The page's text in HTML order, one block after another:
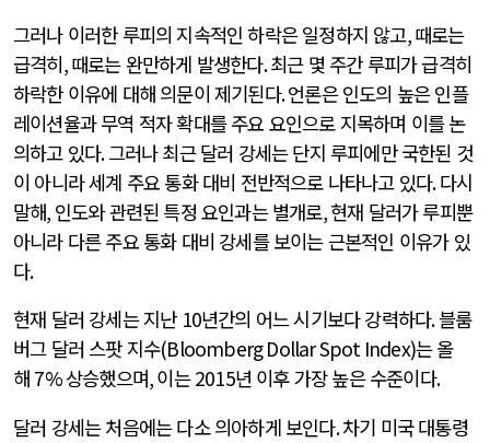
그러나 이러한 루피의 지속적인 하락은 일정하지 않고,때로는
급격히,때로는 완만하게 발생한다.최근 몇 주간 루피가 급격히
하락한 이유에 대해 의문이 제기된다.언론은 인도의 높은 인플
레이션율과 무역 적자 확대를 주요 요인으로 지목하며 이를 논
의하고 있다.그러나 최근 달러 강세는 단지 루피에만 국한된 것
이 아니라 세계 주요 통화 대비 전반적으로 나타나고 있다.다시
말해, 인도와 관련된 특정 요인과는 별개로,현재 달러가 루피뿐
아니라 다른 주요 통화 대비 강세를 보이는 근본적인 이유가 있
다.
현재 달러 강세는 지난 10년간의 어느 시기보다 강력하다.블룸
버그 달러 스팟 지수(Bloomberg Dollar Spot Index)는 올
해 7%상승했으며,이는2015년 이후 가장 높은 수준이다.
달러 강세는 처음에는 다소 의아하게 보인다.차기 미국 대통령